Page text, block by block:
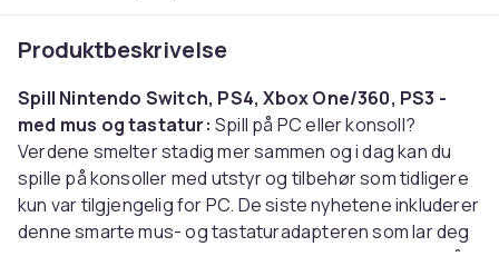
Produktbeskrivelse
Spill Nintendo Switch, PS4, Xbox One/360, PS3 -
med mus og tastatur: Spill på PC eller konsoll?
Verdene smelter stadig mer sammen og i dag kan du
spille på konsoller med utstyr og tilbehør som tidligere
kun var tilgjengelig for PC. De siste nyhetene inkluderer
denne smarte mus- og tastaturadapteren som lar deg
bruke mus og tastatur i stedet for spillkontrolleren når